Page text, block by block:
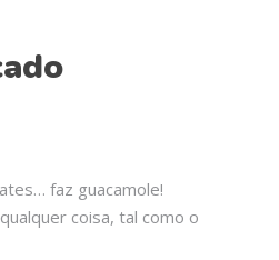
faz guacamole!
coisa, tal como o